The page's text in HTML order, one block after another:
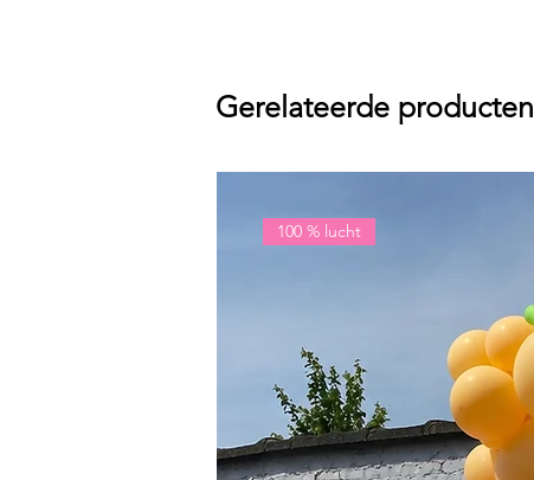
Gerelateerde producten
100 % lucht